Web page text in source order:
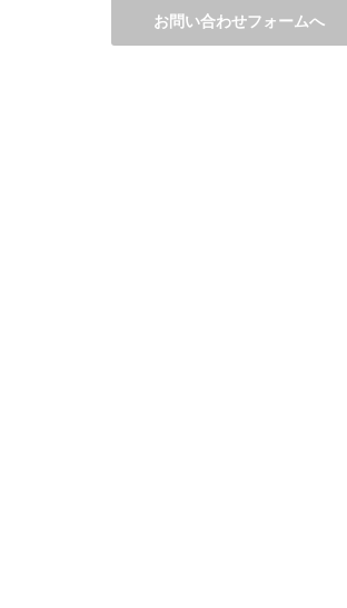
ェアー、イベントに関する情報ご提供
品モニターに関する情報ご提供など